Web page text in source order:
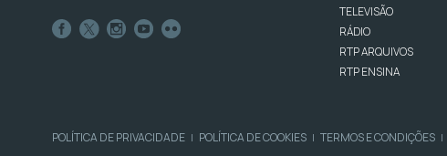
TELEVISÃO
RÁDIO
RTP ARQUIVOS
RTP ENSINA
POLÍTICA DE PRIVACIDADE | POLÍTICA DE COOKIES | TERMOS E CONDIÇÕES |